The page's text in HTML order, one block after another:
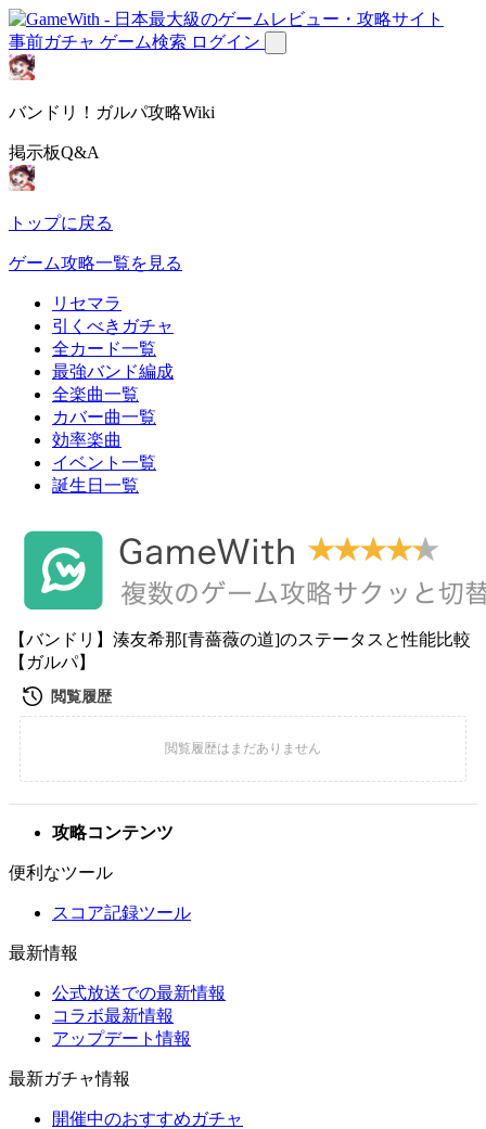
事前ガチャ ゲーム検索 ログイン
バンドリ！ガルパ攻略Wiki
掲示板Q&A
トップに戻る
ゲーム攻略一覧を見る
リセマラ
引くべきガチャ
全カード一覧
最強バンド編成
全楽曲一覧
カバー曲一覧
効率楽曲
イベント一覧
誕生日一覧
【バンドリ】湊友希那[青薔薇の道]のステータスと性能比較
【ガルパ】
攻略コンテンツ
便利なツール
スコア記録ツール
最新情報
公式放送での最新情報
コラボ最新情報
アップデート情報
最新ガチャ情報
開催中のおすすめガチャ